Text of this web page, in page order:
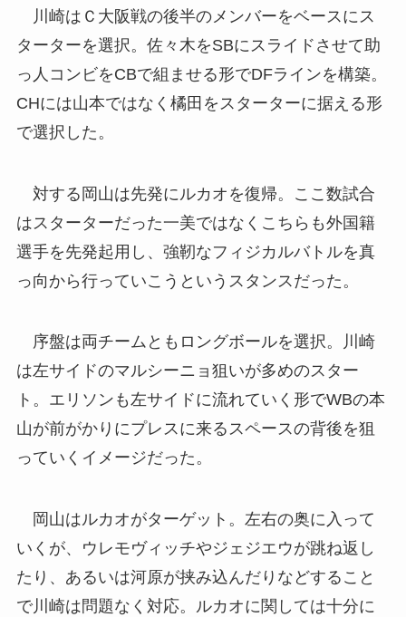
川崎はＣ大阪戦の後半のメンバーをベースにス
ターターを選択。佐々木をSBにスライドさせて助
っ人コンビをCBで組ませる形でDFラインを構築。
CHには山本ではなく橘田をスターターに据える形
で選択した。
対する岡山は先発にルカオを復帰。ここ数試合
はスターターだった一美ではなくこちらも外国籍
選手を先発起用し、強靭なフィジカルバトルを真
っ向から行っていこうというスタンスだった。
序盤は両チームともロングボールを選択。川崎
は左サイドのマルシーニョ狙いが多めのスター
ト。エリソンも左サイドに流れていく形でWBの本
山が前がかりにプレスに来るスペースの背後を狙
っていくイメージだった。
岡山はルカオがターゲット。左右の奥に入って
いくが、ウレモヴィッチやジェジエウが跳ね返し
たり、あるいは河原が挟み込んだりなどすること
で川崎は問題なく対応。ルカオに関しては十分に